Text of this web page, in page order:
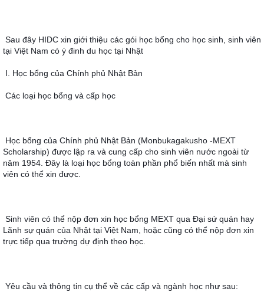
Sau đây HIDC xin giới thiệu các gói học bổng cho học sinh, sinh viên
tại Việt Nam có ý đinh du học tại Nhật
I. Học bổng của Chính phủ Nhật Bản
Các loại học bổng và cấp học
Học bổng của Chính phủ Nhật Bản (Monbukagakusho -MEXT
Scholarship) được lập ra và cung cấp cho sinh viên nước ngoài từ
năm 1954. Đây là loại học bổng toàn phần phổ biến nhất mà sinh
viên có thể xin được.
Sinh viên có thể nộp đơn xin học bổng MEXT qua Đại sứ quán hay
Lãnh sự quán của Nhật tại Việt Nam, hoặc cũng có thể nộp đơn xin
trực tiếp qua trường dự định theo học.
Yêu cầu và thông tin cụ thể về các cấp và ngành học như sau: